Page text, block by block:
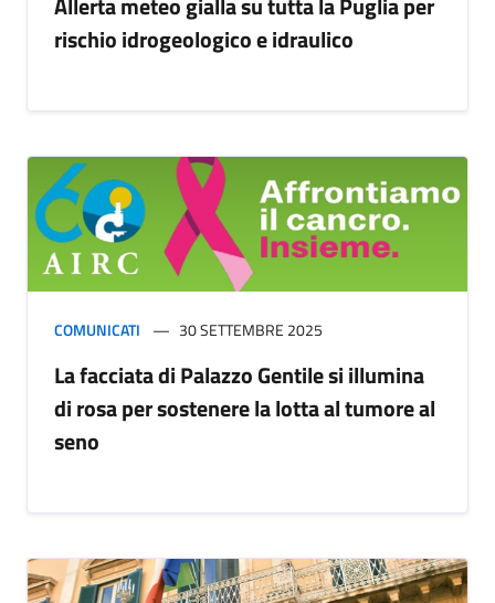
rischio idrogeologico e idraulico
COMUNICATI 30 SETTEMBRE 2025
La facciata di Palazzo Gentile si illumina
di rosa per sostenere la lotta al tumore al
seno